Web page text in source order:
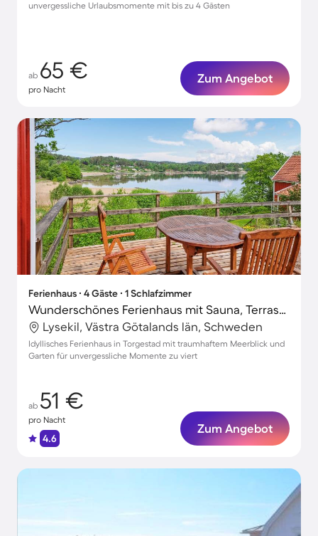
unvergessliche Urlaubsmomente mit bis zu 4 Gästen
ab 65 €
pro Nacht
Zum Angebot
Ferienhaus ∙ 4 Gäste ∙ 1 Schlafzimmer
Wunderschönes Ferienhaus mit Sauna, Terrasse und Garten | Meerblick
Lysekil, Västra Götalands län, Schweden
Idyllisches Ferienhaus in Torgestad mit traumhaftem Meerblick und
Garten für unvergessliche Momente zu viert
ab 51 €
pro Nacht
4.6
Zum Angebot